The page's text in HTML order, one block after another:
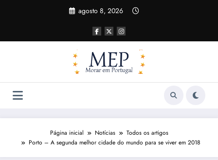
agosto 8, 2026
Página inicial Notícias
Todos os artigos
Porto – A segunda melhor cidade do mundo para se viver em 2018